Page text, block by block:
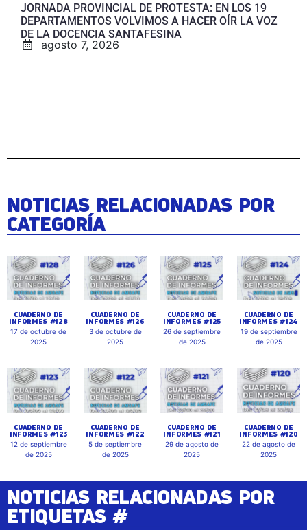
JORNADA PROVINCIAL DE PROTESTA: EN LOS 19
DEPARTAMENTOS VOLVIMOS A HACER OÍR LA VOZ
DE LA DOCENCIA SANTAFESINA
agosto 7, 2026
NOTICIAS RELACIONADAS POR
CATEGORÍA
CUADERNO DE
INFORMES #128
17 de octubre de
2025
CUADERNO DE
INFORMES #126
3 de octubre de
2025
CUADERNO DE
INFORMES #125
26 de septiembre
de 2025
CUADERNO DE
INFORMES #124
19 de septiembre
de 2025
CUADERNO DE
INFORMES #123
12 de septiembre
de 2025
CUADERNO DE
INFORMES #122
5 de septiembre
de 2025
CUADERNO DE
INFORMES #121
29 de agosto de
2025
CUADERNO DE
INFORMES #120
22 de agosto de
2025
NOTICIAS RELACIONADAS POR
ETIQUETAS #